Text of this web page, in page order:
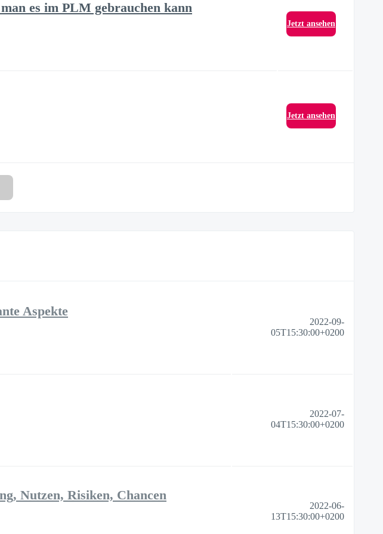
es im PLM gebrauchen kann
Jetzt ansehen
Jetzt ansehen
Aspekte
2022-09-
05T15:30:00+0200
2022-07-
04T15:30:00+0200
Nutzen, Risiken, Chancen
2022-06-
13T15:30:00+0200